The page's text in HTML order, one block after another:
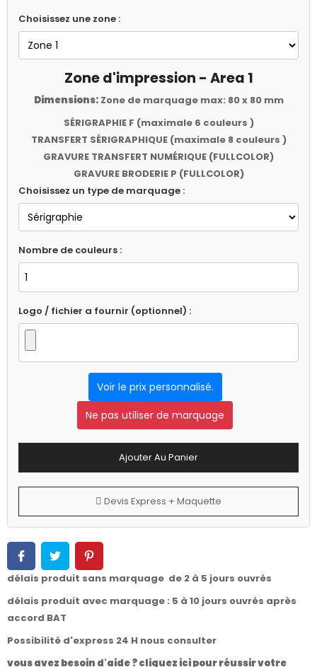
Choisissez une zone :
Zone d'impression - Area 1
Dimensions:Zone de marquage max: 80 x 80 mm
SÉRIGRAPHIE F (maximale 6 couleurs )
TRANSFERT SÉRIGRAPHIQUE (maximale 8 couleurs )
GRAVURE TRANSFERT NUMÉRIQUE (FULLCOLOR)
GRAVURE BRODERIE P (FULLCOLOR)
Choisissez un type de marquage :
Nombre de couleurs :
Logo / fichier a fournir (optionnel) :
Voir le prix personnalisé.
Ne pas utiliser de marquage
Ajouter Au Panier
Devis Express + Maquette
délais produit sans marquage de 2 à 5 jours ouvrés
délais produit avec marquage : 5 à 10 jours ouvrés après
accord BAT
Possibilité d'express 24 H nous consulter
vous avez besoin d'aide ? cliquez ici pour réussir votre